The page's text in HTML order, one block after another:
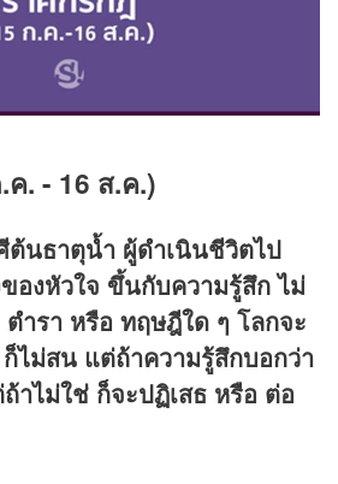
ค. - 16 ส.ค.)
ต้นธาตุน้ำ ผู้ดำเนินชีวิตไป
ของหัวใจ ขึ้นกับความรู้สึก ไม่
ำรา หรือ ทฤษฎีใด ๆ โลกจะ
ไม่สน แต่ถ้าความรู้สึกบอกว่า
าไม่ใช่ ก็จะปฏิเสธ หรือ ต่อ